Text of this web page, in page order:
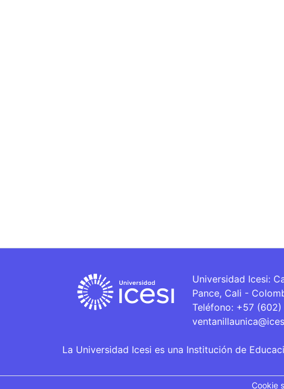
Universidad Icesi:
Pance, Cali -
Teléfono: +57
La Universidad Icesi es una Institución de
Cookie